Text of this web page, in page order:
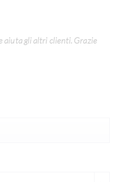
aiuta gli altri clienti. Grazie